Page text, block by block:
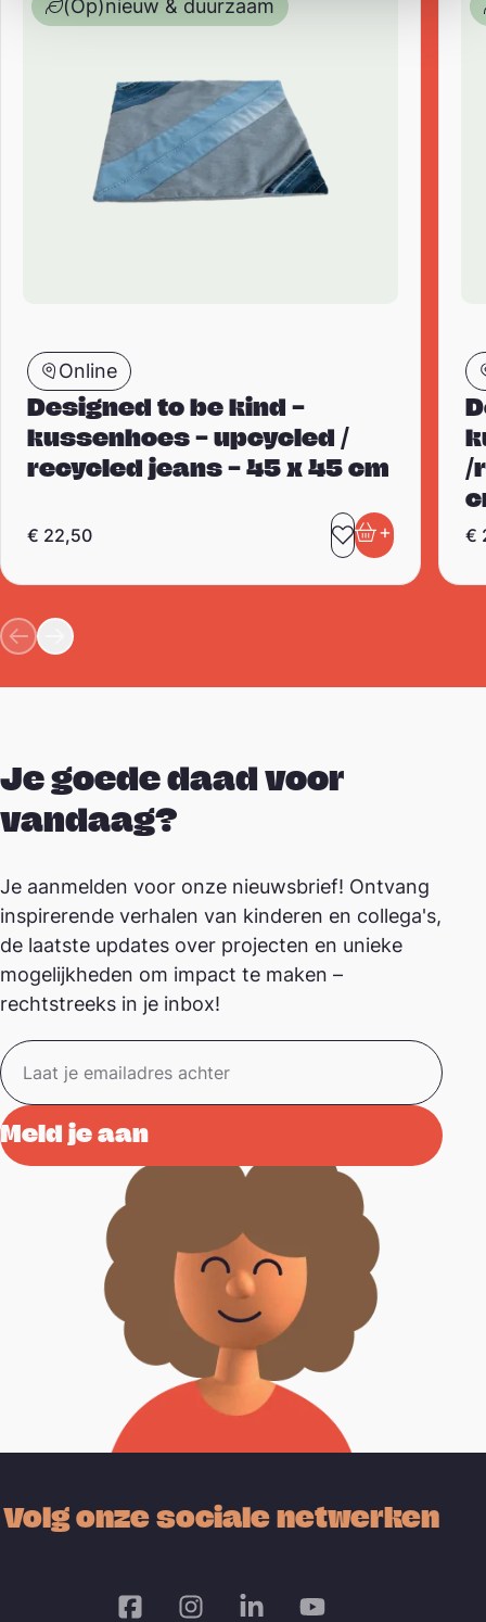
Online
Designed to be kind –
kussenhoes – upcycled /
recycled jeans – 45 x 45 cm
€ 22,50
Toevoegen
+
In
(Op)nieuw & duurzaam
/
€
Je goede daad voor
vandaag?
Je aanmelden voor onze nieuwsbrief! Ontvang
inspirerende verhalen van kinderen en collega's,
de laatste updates over projecten en unieke
mogelijkheden om impact te maken –
rechtstreeks in je inbox!
Volg onze sociale netwerken